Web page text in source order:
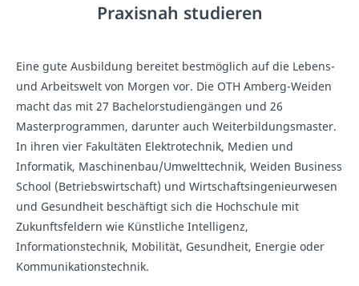
Praxisnah studieren
Eine gute Ausbildung bereitet bestmöglich auf die Lebens-
und Arbeitswelt von Morgen vor. Die OTH Amberg-Weiden
macht das mit 27 Bachelorstudiengängen und 26
Masterprogrammen, darunter auch Weiterbildungsmaster.
In ihren vier Fakultäten Elektrotechnik, Medien und
Informatik, Maschinenbau/Umwelttechnik, Weiden Business
School (Betriebswirtschaft) und Wirtschaftsingenieurwesen
und Gesundheit beschäftigt sich die Hochschule mit
Zukunftsfeldern wie Künstliche Intelligenz,
Informationstechnik, Mobilität, Gesundheit, Energie oder
Kommunikationstechnik.